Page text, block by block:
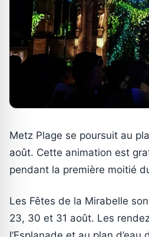
Metz Plage se poursuit au
août. Cette animation est
pendant la première moitié
Les Fêtes de la Mirabelle
23, 30 et 31 août. Les